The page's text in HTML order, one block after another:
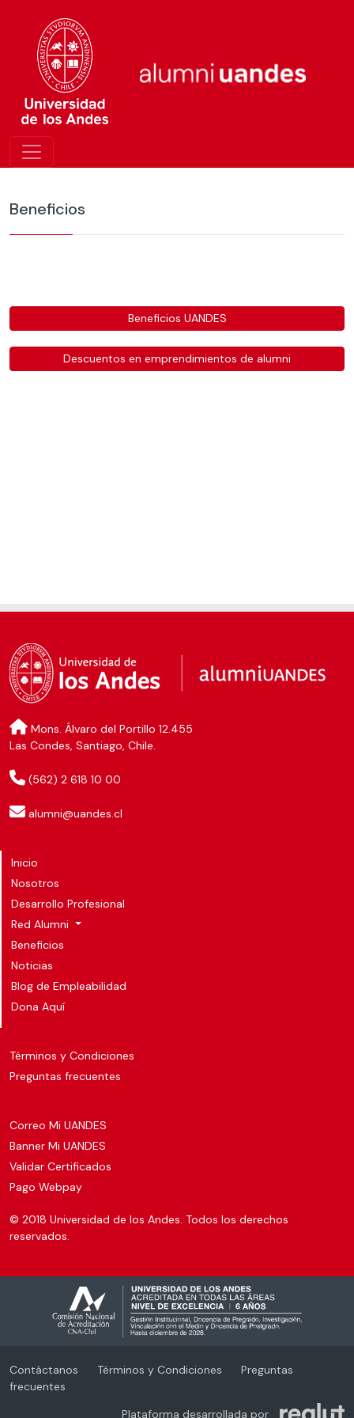
Beneficios
Beneficios UANDES
Descuentos en emprendimientos de alumni
Mons. Álvaro del Portillo 12.455
Las Condes, Santiago, Chile.
(562) 2 618 10 00
alumni@uandes.cl
Inicio
Nosotros
Desarrollo Profesional
Red Alumni
Beneficios
Noticias
Blog de Empleabilidad
Dona Aquí
Términos y Condiciones
Preguntas frecuentes
Correo Mi UANDES
Banner Mi UANDES
Validar Certificados
Pago Webpay
© 2018 Universidad de los Andes. Todos los derechos
reservados.
Contáctanos Términos y Condiciones
Preguntas
frecuentes
Plataforma desarrollada por